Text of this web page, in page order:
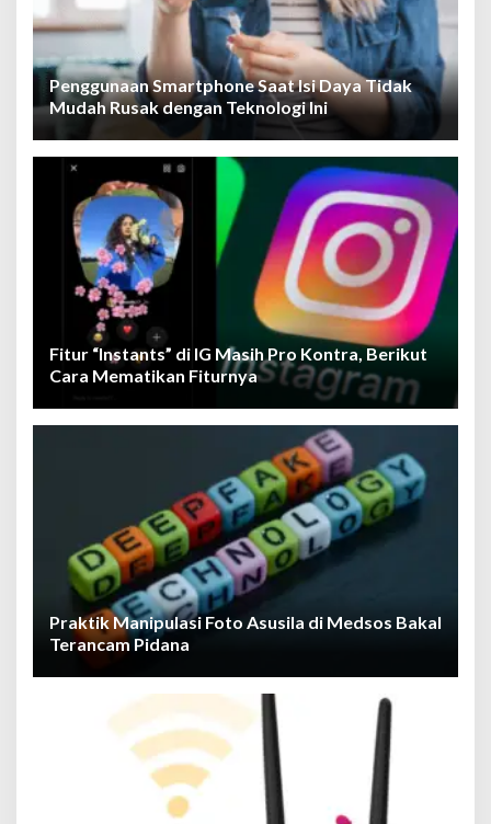
Penggunaan Smartphone Saat Isi Daya Tidak
Mudah Rusak dengan Teknologi Ini
Fitur “Instants” di IG Masih Pro Kontra, Berikut
Cara Mematikan Fiturnya
Praktik Manipulasi Foto Asusila di Medsos Bakal
Terancam Pidana